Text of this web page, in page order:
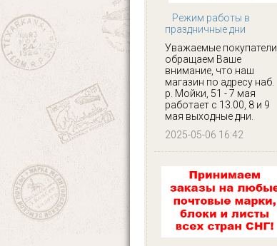
Режим работы в
праздничные дни
Уважаемые покупатели,
обращаем Ваше
внимание, что наш
магазин по адресу наб.
р. Мойки, 51 - 7 мая
работает с 13.00, 8 и 9
мая выходные дни.
2025-05-06 16:42